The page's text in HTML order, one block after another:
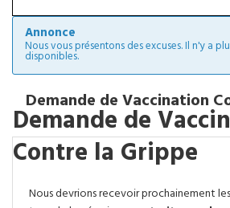
Annonce
Nous vous présentons des excuses. Il n'y a
disponibles.
Demande de Vaccination
Demande de
Contre la Grippe
Nous devrions recevoir prochainement